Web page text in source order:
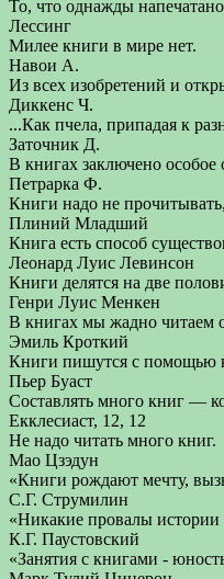
То, что однажды
Лессинг
Милее книги в мире нет.
Навои А.
Из всех изобретений и
Диккенс Ч.
...Как пчела, припадая к
Заточник Д.
В книгах заключено
Петрарка Ф.
Книги надо не
Плиний Младший
Книга есть способ
Леонард Луис Левинсон
Книги делятся на две
Генри Луис Менкен
В книгах мы жадно читаем
Эмиль Кроткий
Книги пишутся с помощью
Пьер Буаст
Составлять много книг —
Екклесиаст, 12, 12
Не надо читать много книг.
Мао Цзэдун
«Книги рождают мечту,
С.Г. Струмилин
«Никакие провалы истории
К.Г. Паустовский
«Занятия с книгами -